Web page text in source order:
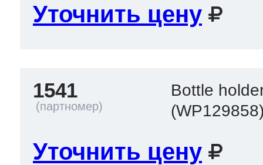
Уточнить цену
1541
Bottle
Уточнить цену